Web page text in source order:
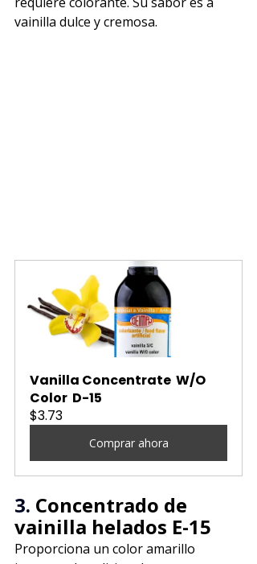
vainilla dulce y cremosa.
Vanilla Concentrate  W/O
Color  D-15
$3.73
Comprar ahora
3. Concentrado de
vainilla helados E-15
Proporciona un color amarillo